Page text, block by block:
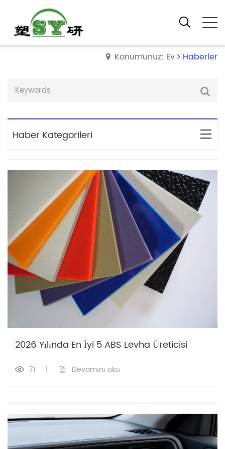
Konumunuz: Ev Haberler
Haber Kategorileri
2026 Yılında En İyi 5 ABS Levha Üreticisi
71 | Devamını oku